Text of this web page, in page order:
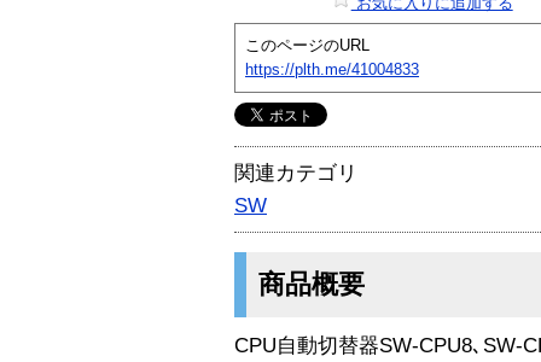
このページのURL
https://plth.me/41004833
関連カテゴリ
SW
商品概要
CPU自動切替器SW-CPU8､SW-